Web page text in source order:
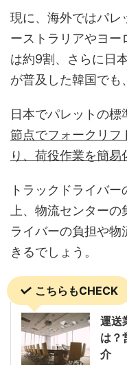
現に、海外ではパレ
ーストラリアやヨー
は約9割、さらに日
が普及した韓国でも
日本でパレットの標
節点でフォークリフ
り、荷役作業を簡易
トラックドライバ
上、物流センター
ライバーの負担や
きるでしょう。
こちらもCHECK
運送
は？
介